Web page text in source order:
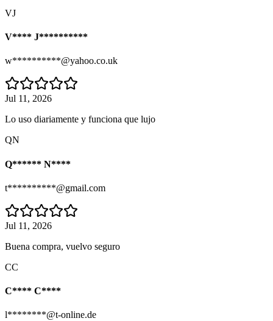
VJ
V**** J**********
w**********@yahoo.co.uk
Jul 11, 2026
Lo uso diariamente y funciona que lujo
QN
Q****** N****
t**********@gmail.com
Jul 11, 2026
Buena compra, vuelvo seguro
CC
C**** C****
l********@t-online.de